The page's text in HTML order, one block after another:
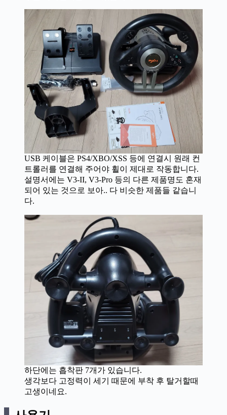
USB 케이블은 PS4/XBO/XSS 등에 연결시 원래 컨
트롤러를 연결해 주어야 휠이 제대로 작동합니다.
설명서에는 V3-II, V3-Pro 등의 다른 제품명도 혼재
되어 있는 것으로 보아.. 다 비슷한 제품들 같습니
다.
하단에는 흡착판 7개가 있습니다.
생각보다 고정력이 세기 때문에 부착 후 탈거할때
고생이네요.